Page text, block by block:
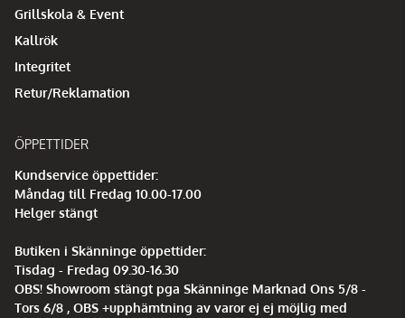
Grillskola & Event
Kallrök
Integritet
Retur/Reklamation
ÖPPETTIDER
Kundservice öppettider:
Måndag till Fredag 10.00-17.00
Helger stängt
Butiken i Skänninge öppettider:
Tisdag - Fredag 09.30-16.30
OBS! Showroom stängt pga Skänninge Marknad Ons 5/8 -
Tors 6/8 , OBS +upphämtning av varor ej ej möjlig med